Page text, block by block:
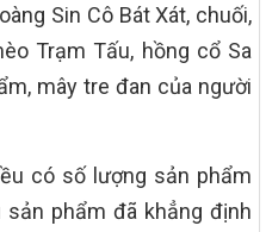
Sin Cô Bát Xát, chuối,
Trạm Tấu, hồng cổ Sa
mây tre đan của người
có số lượng sản phẩm
sản phẩm đã khẳng định